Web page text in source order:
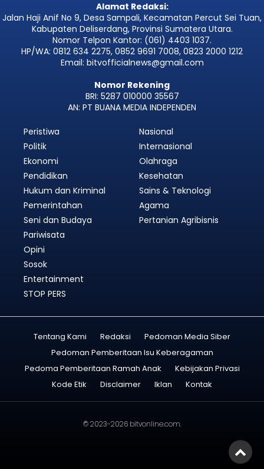
Alamat Redaksi:
Jalan Haji Anif No 9, Desa Sampali, Kecamatan Percut Sei Tuan,
Kabupaten Deliserdang, Provinsi Sumatera Utara.
Nomor Telpon Kantor: (061) 4403 1037.
HP/WA: 0812 634 2275, 0852 9691 7008, 0823 2000 1212
Email: bitvofficialnews@gmail.com
Nomor Rekening
BRI: 5287 010000 35567
AN: PT BUANA MEDIA INDEPENDEN
Peristiwa
Politik
Ekonomi
Pendidikan
Hukum dan Kriminal
Pemerintahan
Nasional
Internasional
Olahraga
Kesehatan
Sains & Teknologi
Agama
Seni dan Budaya
Pariwisata
Opini
Sosok
Entertainment
STOP PERS
Pertanian Agribisnis
Tentang Kami Redaksi
Pedoman Media Siber
Pedoman Pemberitaan Isu Keberagaman
Pedoma Pemberitaan Ramah Anak
Kebijakan Privasi
Kode Etik
Disclaimer Iklan Kontak
© 2023-2026 bitvonline.com.